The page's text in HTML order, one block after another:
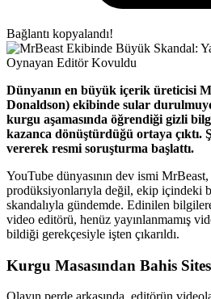
Bağlantı kopyalandı!
Dünyanın en büyük içerik üreticisi
Donaldson) ekibinde sular
kurgu aşamasında öğrendiği gizli
kazanca dönüştürdüğü ortaya çıktı.
vererek resmi soruşturma başlattı.
YouTube dünyasının dev ismi
prodüksiyonlarıyla değil, ekip içindeki
skandalıyla gündemde. Edinilen
video editörü, henüz yayınlanmamış
bildiği gerekçesiyle işten çıkarıldı.
Kurgu Masasından Bahis